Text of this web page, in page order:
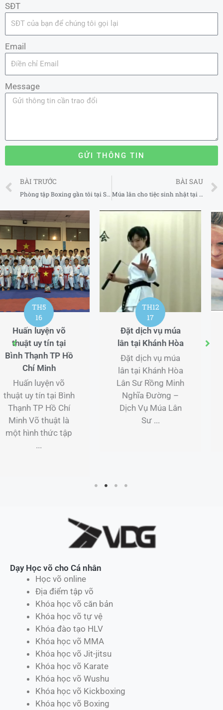
SĐT
Email
Message
GỬI THÔNG TIN
Prev
BÀI TRƯỚC
Phòng tập Boxing gần tôi tại Sóc Trăng
BÀI SAU
Múa lân cho tiệc sinh nhật tại Long An
TH12
17
Đặt dịch vụ múa
lân tại Khánh Hòa
Đặt dịch vụ múa
lân tại Khánh Hòa
Lân Sư Rồng Minh
Nghĩa Đường –
Dịch Vụ Múa Lân
Sư ...
TH11
27
Tổ chức múa lân
tại Cần Thơ
Tổ chức múa lân
tại Cần Thơ Lân Sư
Rồng Minh Nghĩa
Đường – Dịch Vụ
Múa Lân Sư Rồng
Dạy Học võ cho Cá nhân
Học võ online
Địa điểm tập võ
Khóa học võ căn bản
Khóa học võ tự vệ
Khóa đào tạo HLV
Khóa học võ MMA
Khóa học võ Jit-jitsu
Khóa học võ Karate
Khóa học võ Wushu
Khóa học võ Kickboxing
Khóa học võ Boxing